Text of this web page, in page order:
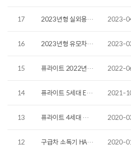
17 2023년형 실외용 전동 휠체어 살균기 소독기 설명서 2023-
16 2023년형 유모차 휠체어 살균기 소독기 설명서 2023-
15 퓨라이트 2022년형 ED, XD, 에어ED, 에어XD 통합 설명서 2022-
14 퓨라이트 5세대 ED, XD, 에어ED, 에어XD 2021년 통합 설명서 2021-
13 퓨라이트 4세대 제품설명서 2020년 통합본 2020-
12 구급차 소독기 HAS-1540 사용설명서 2020-